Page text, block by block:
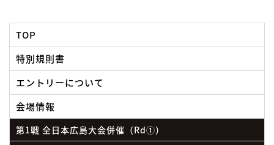
TOP
特別規則書
エントリーについて
会場情報
第1戦 全日本広島大会併催（Rd①）